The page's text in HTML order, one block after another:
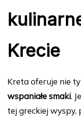
Krecie
Kreta oferuje nie
wspaniałe smaki.
tej greckiej